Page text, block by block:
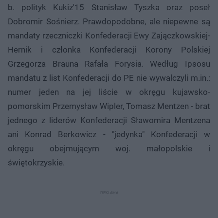
b. polityk Kukiz'15 Stanisław Tyszka oraz poseł
Dobromir Sośnierz. Prawdopodobne, ale niepewne są
mandaty rzeczniczki Konfederacji Ewy Zajączkowskiej-
Hernik i członka Konfederacji Korony Polskiej
Grzegorza Brauna Rafała Forysia. Według Ipsosu
mandatu z list Konfederacji do PE nie wywalczyli m.in.:
numer jeden na jej liście w okręgu kujawsko-
pomorskim Przemysław Wipler, Tomasz Mentzen - brat
jednego z liderów Konfederacji Sławomira Mentzena
ani Konrad Berkowicz - "jedynka" Konfederacji w
okręgu obejmującym woj. małopolskie i
świętokrzyskie.